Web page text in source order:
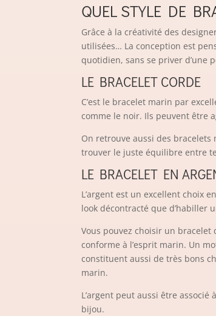
QUEL STYLE DE
Grâce à la créativité des
utilisées… La conception est
quotidien, sans se priver d’une
LE BRACELET CORDE
C’est le bracelet marin par
comme le noir. Ils peuvent être
On retrouve aussi des
trouver le juste équilibre entre
LE BRACELET EN
L’argent est un excellent choix
look décontracté que d’habiller
Vous pouvez choisir un
conforme à l’esprit marin. Un
constituent aussi de très bons
marin.
L’argent peut aussi être
bijou.